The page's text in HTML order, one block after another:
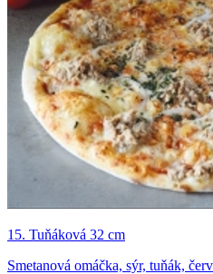
15. Tuňáková 32 cm
Smetanová omáčka, sýr, tuňák,